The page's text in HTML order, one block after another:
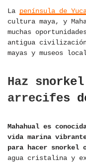
La península de
cultura maya, y
muchas
antigua
mayas y museos
Haz
arrecifes
Mahahual es
vida marina
para hacer snorkel
agua cristalina y